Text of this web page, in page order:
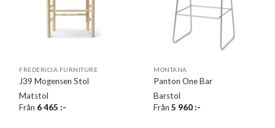
FREDERICIA FURNITURE
J39 Mogensen Stol
Matstol
Från 6 465:-
MONTANA
Panton One Bar
Barstol
Från5 960:-